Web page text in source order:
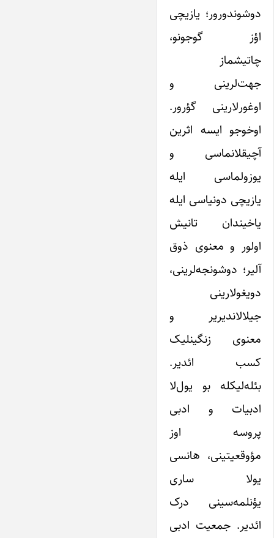
دوشوندورور؛ یازیچی‌
اؤز گوجونو،
چاتیشماز
جهت‌لرینی و
اوغور‌لارینی گؤرور.
اوخوجو ایسه اثرین
آچیقلانماسی و
یوزولماسی ایله
یازیچی دونیاسی ایله
یاخیندان تانیش
اولور و معنوی ذوق
آلیر؛ دوشونجه‌لرینی،
دویغو‌لارینی
جیلالاندیریر و
معنوی زنگینلیک
کسب ائدیر.
بئله‌لیکله بو یول‌لا
ادبیات و ادبی
پروسه اوز
مؤوقعیتینی، ‌هانسی
یولا ساری
یؤنلمه‌سینی درک
ائدیر. جمعیت ادبی